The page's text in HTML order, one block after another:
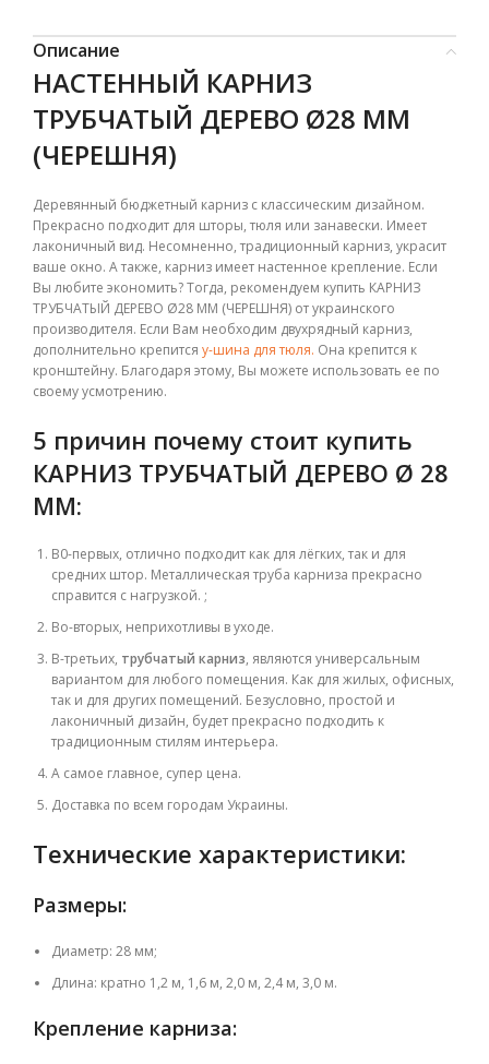
Описание
НАСТЕННЫЙ КАРНИЗ
ТРУБЧАТЫЙ ДЕРЕВО Ø28 ММ
(ЧЕРЕШНЯ)
Деревянный бюджетный карниз с классическим дизайном.
Прекрасно подходит для шторы, тюля или занавески. Имеет
лаконичный вид. Несомненно, традиционный карниз, украсит
ваше окно. А также, карниз имеет настенное крепление. Если
Вы любите экономить? Тогда, рекомендуем купить КАРНИЗ
ТРУБЧАТЫЙ ДЕРЕВО Ø28 ММ (ЧЕРЕШНЯ) от украинского
производителя. Если Вам необходим двухрядный карниз,
дополнительно крепится у-шина для тюля. Она крепится к
кронштейну. Благодаря этому, Вы можете использовать ее по
своему усмотрению.
5 причин почему стоит купить
КАРНИЗ ТРУБЧАТЫЙ ДЕРЕВО Ø 28
ММ:
В0-первых, отлично подходит как для лёгких, так и для
средних штор. Металлическая труба карниза прекрасно
справится с нагрузкой. ;
Во-вторых, неприхотливы в уходе.
В-третьих, трубчатый карниз, являются универсальным
вариантом для любого помещения. Как для жилых, офисных,
так и для других помещений. Безусловно, простой и
лаконичный дизайн, будет прекрасно подходить к
традиционным стилям интерьера.
А самое главное, супер цена.
Доставка по всем городам Украины.
Технические характеристики:
Размеры:
Диаметр: 28 мм;
Длина: кратно 1,2 м, 1,6 м, 2,0 м, 2,4 м, 3,0 м.
Крепление карниза: